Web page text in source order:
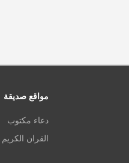
مواقع صديقة
دعاء مكتوب
القران الكريم mp3